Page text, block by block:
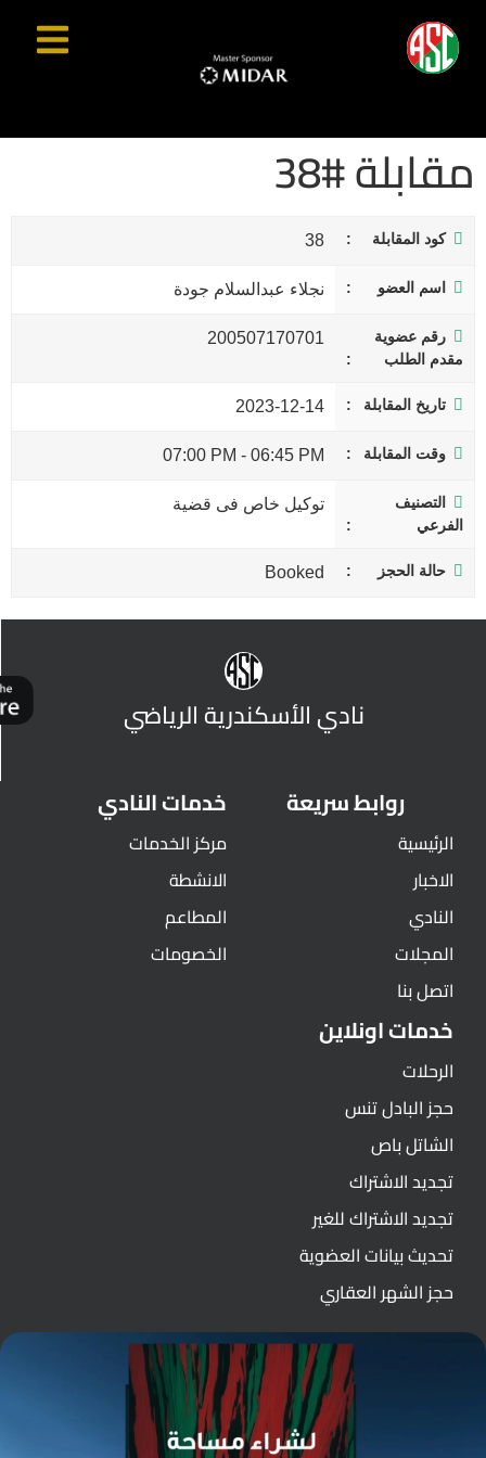
مقابلة #38
كود المقابلة 38
اسم العضو نجلاء عبدالسلام جودة
رقم عضوية
مقدم الطلب
200507170701
تاريخ المقابلة 2023-12-14
وقت المقابلة 06:45 PM
-
07:00 PM
التصنيف
الفرعي
توكيل خاص فى قضية
حالة الحجز Booked
نادي الأسكندرية الرياضي
روابط سريعة
الرئيسية
الاخبار
النادي
المجلات
اتصل بنا
خدمات النادي
مركز الخدمات
الانشطة
المطاعم
الخصومات
خدمات اونلاين
الرحلات
حجز البادل تنس
الشاتل باص
تجديد الاشتراك
تجديد الاشتراك للغير
تحديث بيانات العضوية
حجز الشهر العقاري